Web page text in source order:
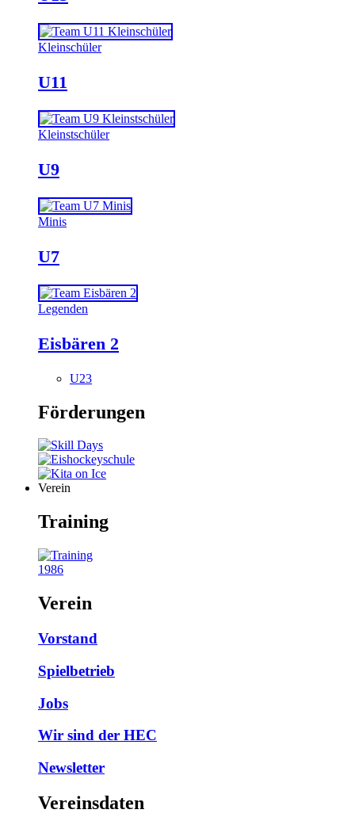
Kleinschüler
U11
Kleinstschüler
U9
Minis
U7
Legenden
Eisbären 2
U23
Förderungen
Verein
Training
1986
Verein
Vorstand
Spielbetrieb
Jobs
Wir sind der HEC
Newsletter
Vereinsdaten